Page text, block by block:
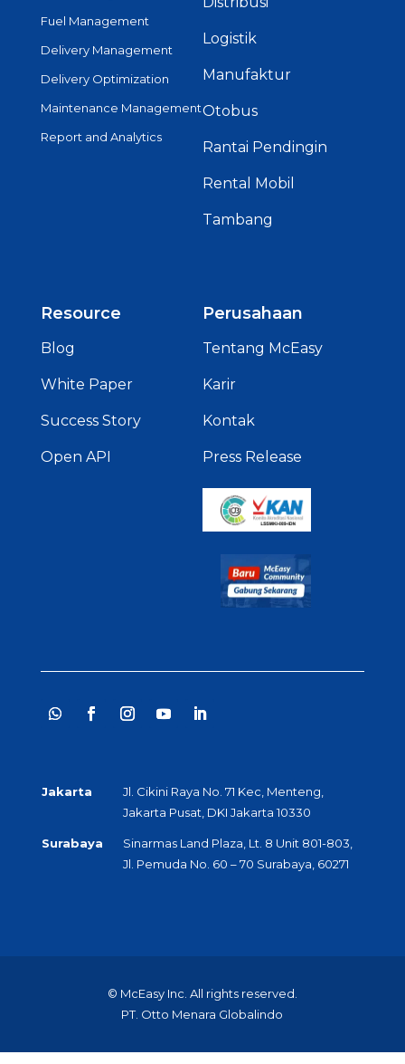
Fuel Management
Delivery Management
Delivery Optimization
Maintenance Management
Report and Analytics
Logistik
Manufaktur
Otobus
Rantai Pendingin
Rental Mobil
Tambang
Resource
Blog
White Paper
Success Story
Open API
Perusahaan
Tentang McEasy
Karir
Kontak
Press Release
Jakarta
Jl. Cikini Raya No. 71 Kec, Menteng,
Jakarta Pusat, DKI Jakarta 10330
Surabaya
Sinarmas Land Plaza, Lt. 8 Unit 801-803,
Jl. Pemuda No. 60 – 70 Surabaya, 60271
© McEasy Inc. All rights reserved.
PT. Otto Menara Globalindo